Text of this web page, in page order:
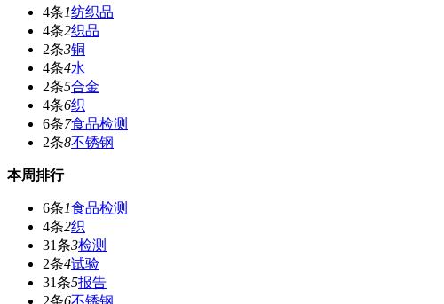
4条1纺织品
4条2织品
2条3铜
4条4水
2条5合金
4条6织
6条7食品检测
2条8不锈钢
本周排行
6条1食品检测
4条2织
31条3检测
2条4试验
31条5报告
2条6不锈钢